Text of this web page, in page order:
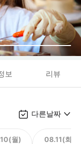
보 리뷰
다른날짜
월) 08.11(화)